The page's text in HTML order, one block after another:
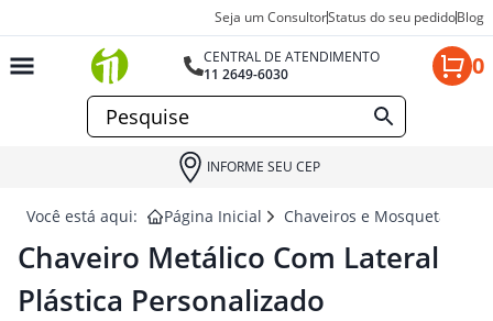
Seja um ConsultorStatus do seu pedidoBlog
CENTRAL DE ATENDIMENTO
11 2649-6030
0
INFORME SEU CEP
Você está aqui: Página Inicial Chaveiros e Mosquetão
Chaveiro Metálico Com Lateral
Plástica Personalizado